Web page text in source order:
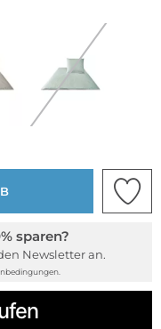
sparen?
Newsletter an.